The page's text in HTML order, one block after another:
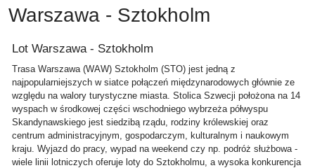
Warszawa - Sztokholm
Lot Warszawa - Sztokholm
Trasa Warszawa (WAW) Sztokholm (STO) jest jedną z
najpopularniejszych w siatce połączeń międzynarodowych głównie ze
względu na walory turystyczne miasta. Stolica Szwecji położona na 14
wyspach w środkowej części wschodniego wybrzeża półwyspu
Skandynawskiego jest siedzibą rządu, rodziny królewskiej oraz
centrum administracyjnym, gospodarczym, kulturalnym i naukowym
kraju. Wyjazd do pracy, wypad na weekend czy np. podróż służbowa -
wiele linii lotniczych oferuje loty do Sztokholmu, a wysoka konkurencja